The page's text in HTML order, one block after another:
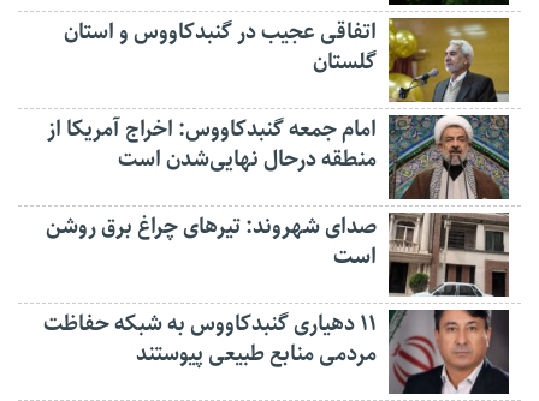
اتفاقی عجیب در‌ گنبدکاووس و استان
گلستان
امام جمعه گنبدکاووس: اخراج آمریکا از
منطقه درحال نهایی‌شدن است
صدای شهروند: تیرهای چراغ برق روشن
است
۱۱ دهیاری گنبدکاووس به شبکه حفاظت
مردمی منابع طبیعی پیوستند